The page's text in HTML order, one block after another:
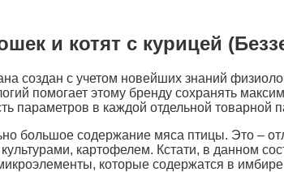
и котят с курицей
создан с учетом новейших знаний
помогает этому бренду сохранять
параметров в каждой отдельной товарной
большое содержание мяса птицы. Это –
картофелем. Кстати, в данном
которые содержатся в